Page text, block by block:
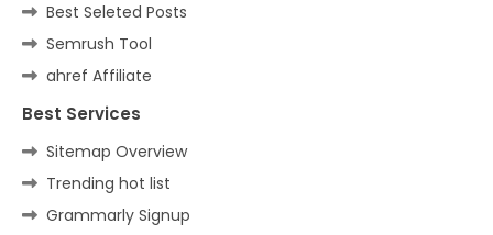
Best Seleted Posts
Semrush Tool
ahref Affiliate
Best Services
Sitemap Overview
Trending hot list
Grammarly Signup